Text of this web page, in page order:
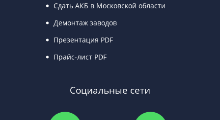
Сдать АКБ в Московской области
Демонтаж заводов
Презентация PDF
Прайс-лист PDF
Социальные сети